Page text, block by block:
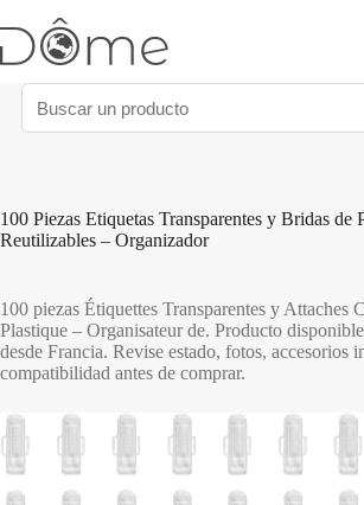
al
contenido
100 Piezas Etiquetas Transparentes y Bridas de
Reutilizables – Organizador
100 piezas Étiquettes Transparentes y Attaches
Plastique – Organisateur de. Producto
desde Francia. Revise estado, fotos, accesorios
compatibilidad antes de comprar.